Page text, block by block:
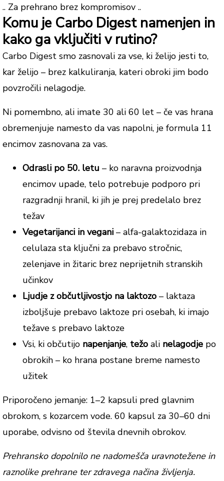
.. Za prehrano brez kompromisov ..
Komu je Carbo Digest namenjen in
kako ga vključiti v rutino?
Carbo Digest smo zasnovali za vse, ki želijo jesti to,
kar želijo – brez kalkuliranja, kateri obroki jim bodo
povzročili nelagodje.
Ni pomembno, ali imate 30 ali 60 let – če vas hrana
obremenjuje namesto da vas napolni, je formula 11
encimov zasnovana za vas.
Odrasli po 50. letu – ko naravna proizvodnja
encimov upade, telo potrebuje podporo pri
razgradnji hranil, ki jih je prej predelalo brez
težav
Vegetarijanci in vegani – alfa-galaktozidaza in
celulaza sta ključni za prebavo stročnic,
zelenjave in žitaric brez neprijetnih stranskih
učinkov
Ljudje z občutljivostjo na laktozo – laktaza
izboljšuje prebavo laktoze pri osebah, ki imajo
težave s prebavo laktoze
Vsi, ki občutijo napenjanje, težo ali nelagodje po
obrokih – ko hrana postane breme namesto
užitek
Priporočeno jemanje: 1–2 kapsuli pred glavnim
obrokom, s kozarcem vode. 60 kapsul za 30–60 dni
uporabe, odvisno od števila dnevnih obrokov.
Prehransko dopolnilo ne nadomešča uravnotežene in
raznolike prehrane ter zdravega načina življenja.